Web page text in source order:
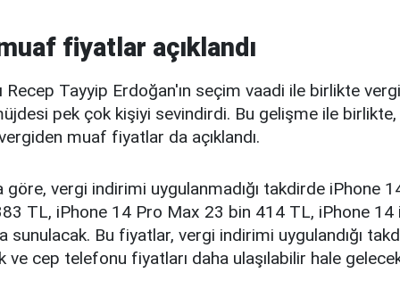
fiyatlar açıklandı
Recep Tayyip Erdoğan'ın seçim vaadi ile birlikte
pek çok kişiyi sevindirdi. Bu gelişme ile
muaf fiyatlar da açıklandı.
vergi indirimi uygulanmadığı takdirde iPhone
TL, iPhone 14 Pro Max 23 bin 414 TL, iPhone 14
sunulacak. Bu fiyatlar, vergi indirimi uygulandığı
ve cep telefonu fiyatları daha ulaşılabilir hale